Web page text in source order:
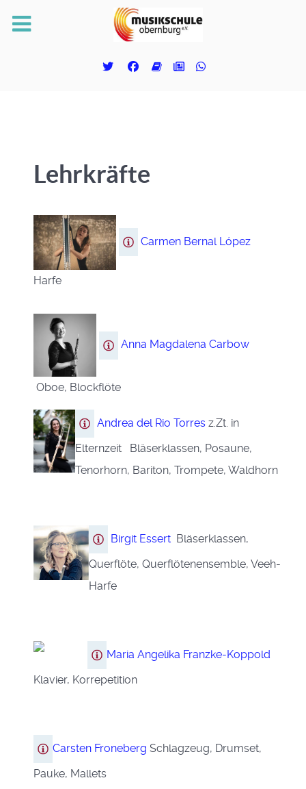
Lehrkräfte
Carmen Bernal López
Harfe
Anna Magdalena Carbow
Oboe, Blockflöte
Andrea del Rio Torres z.Zt. in
Elternzeit Bläserklassen, Posaune,
Tenorhorn, Bariton, Trompete, Waldhorn
Birgit Essert Bläserklassen,
Querflöte, Querflötenensemble, Veeh-
Harfe
Maria Angelika Franzke-Koppold
Klavier, Korrepetition
Carsten Froneberg Schlagzeug, Drumset,
Pauke, Mallets